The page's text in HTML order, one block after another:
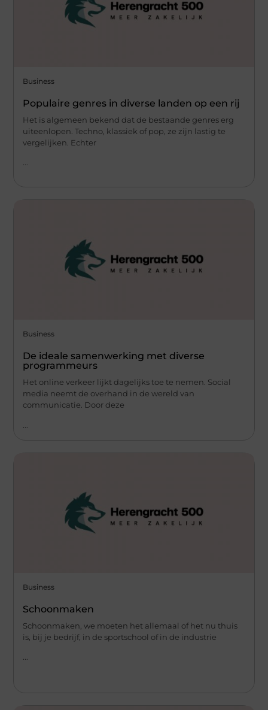
Business
Populaire genres in diverse landen op een rij
Het is algemeen bekend dat de bestaande genres erg
uiteenlopen. Techno, klassiek of pop, ze zijn lastig te
vergelijken. Echter
Business
De ideale samenwerking met diverse
programmeurs
Het online verkeer lijkt dagelijks toe te nemen. Social
media neemt de overhand in de wereld van
communicatie. Door deze
Business
Schoonmaken
Schoonmaken, we moeten het allemaal of het nu thuis
is, bij je bedrijf, in de sportschool of in de industrie